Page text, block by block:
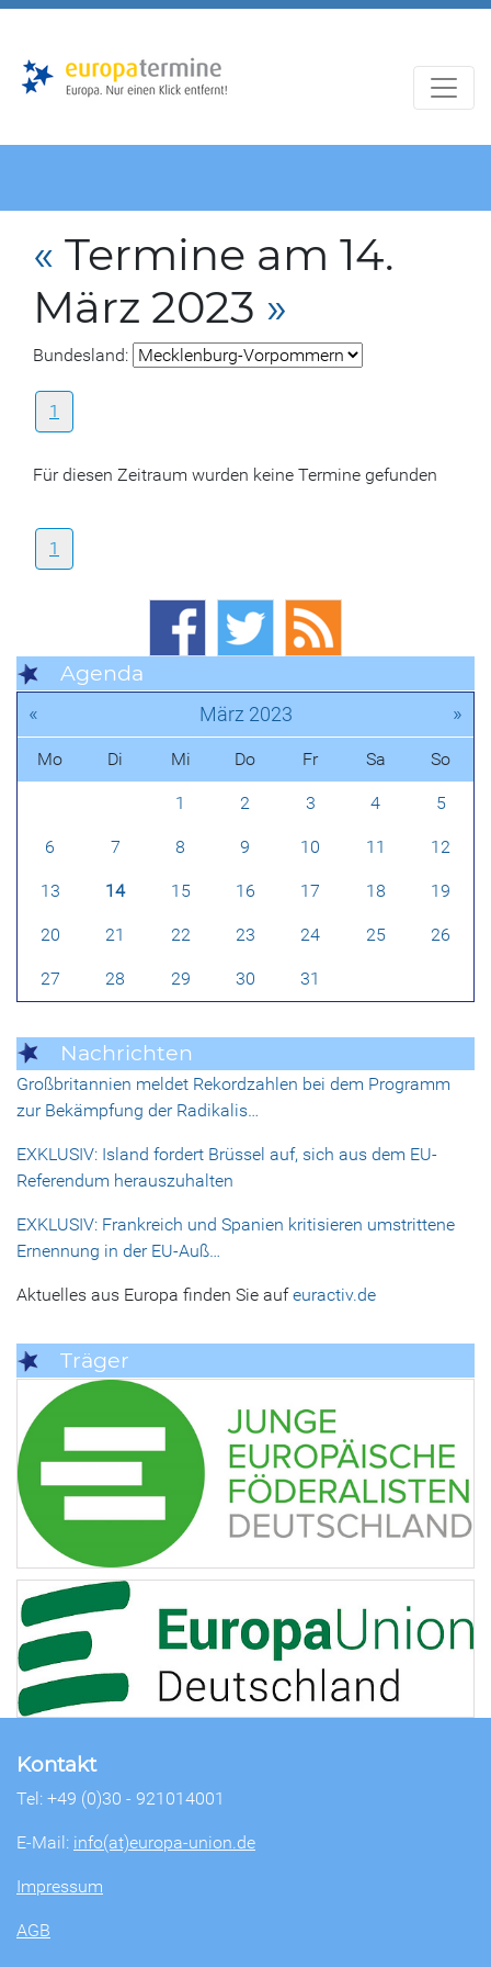
« Termine am 14.
März 2023 »
Bundesland:
1
Für diesen Zeitraum wurden keine Termine gefunden
1
Agenda
« März 2023 »
Mo Di Mi Do Fr Sa So
1 2 3 4 5
6 7 8 9 10 11 12
13 14 15 16 17 18 19
20 21 22 23 24 25 26
27 28 29 30 31
Nachrichten
Großbritannien meldet Rekordzahlen bei dem Programm
zur Bekämpfung der Radikalis…
EXKLUSIV: Island fordert Brüssel auf, sich aus dem EU-
Referendum herauszuhalten
EXKLUSIV: Frankreich und Spanien kritisieren umstrittene
Ernennung in der EU-Auß…
Aktuelles aus Europa finden Sie aufeuractiv.de
Träger
Kontakt
Tel: +49 (0)30 - 921014001
E-Mail: info(at)europa-union.de
Impressum
AGB